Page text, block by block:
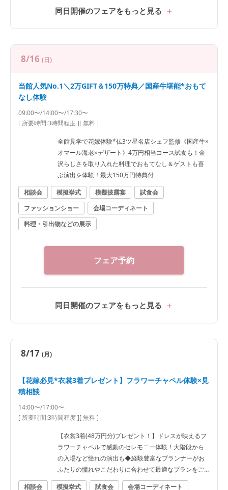
同日開催のフェアをもっと見る
8/16 (日)
当館人気No.1＼2万GIFT＆150万特典／国産牛堪能*おもて
なし体験
09:00〜/14:00〜/17:30〜
[ 所要時間:3時間程度][ 無料 ]
全館見学で花嫁体験*仏3ツ星名店シェフ監修《国産牛×
オマール海老×デザート》4万円相当コース試食も！金
沢らしさを取り入れた料理でおもてなし＆ゲストも喜
ぶ演出を体験！最大150万円特典付
相談会
模擬挙式 模擬披露宴
試食会
ファッションショー
会場コーディネート
料理・引出物などの展示
フェア予約
同日開催のフェアをもっと見る
8/17 (月)
【花嫁必見*衣裳3着プレゼント】フラワーチャペル体験×見
積相談
14:00〜/17:00〜
[ 所要時間:3時間程度][ 無料 ]
【衣裳3着(48万円分)プレゼント！】ドレスが映えるフ
ラワーチャペルで感動のセレモニー体験！大階段から
の入場など憧れの演出も◆経験豊富なプランナーがお
ふたりの憧れやこだわりに合わせて最適なプランをご
提案！
相談会 模擬挙式 試食会 会場コーディネート